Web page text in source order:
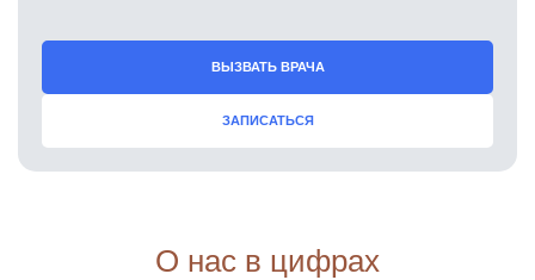
ВЫЗВАТЬ ВРАЧА
ЗАПИСАТЬСЯ
О нас в цифрах